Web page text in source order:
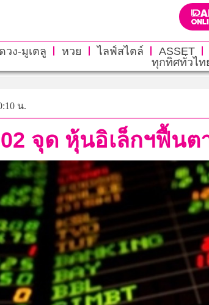
ดวง-มูเตลู หวย ไลฟ์สไตล์ ASSET
ทุกทิศทั่วไท
น.
จุด หุ้นอิเล็กฯฟื้น